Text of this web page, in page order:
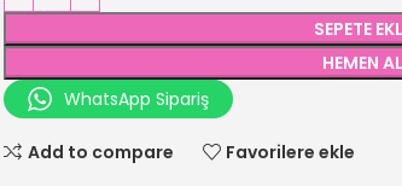
SEPETE
HEMEN AL
WhatsApp Sipariş
Add to compare Favorilere ekle